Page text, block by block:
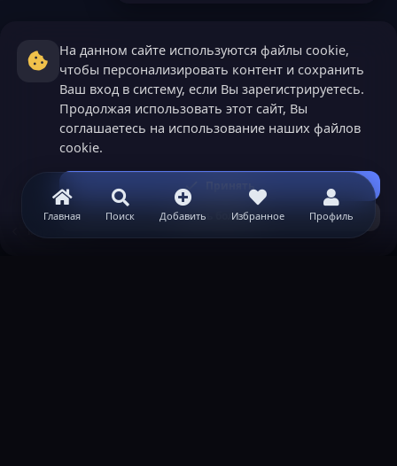
Главная Поиск Добавить Избранное Профиль
На данном сайте используются файлы cookie,
чтобы персонализировать контент и сохранить
Ваш вход в систему, если Вы зарегистрируетесь.
Продолжая использовать этот сайт, Вы
соглашаетесь на использование наших файлов
cookie.
Принять
Узнать больше...